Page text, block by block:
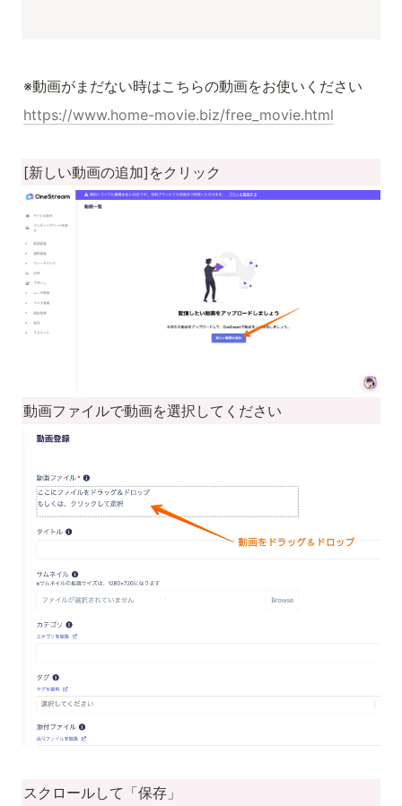
※動画がまだない時はこちらの動画をお使いください
https://www.home-movie.biz/free_movie.html
[新しい動画の追加]をクリック
動画ファイルで動画を選択してください
スクロールして「保存」